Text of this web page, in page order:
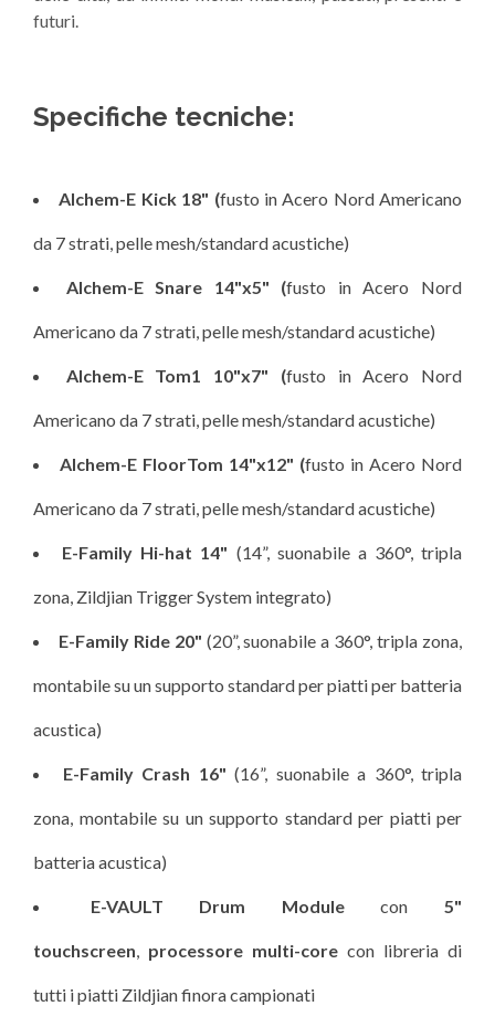
futuri.
Specifiche tecniche:
Alchem-E Kick 18" (fusto in Acero Nord Americano
da 7 strati, pelle mesh/standard acustiche)
Alchem-E Snare 14"x5" (fusto in Acero Nord
Americano da 7 strati, pelle mesh/standard acustiche)
Alchem-E Tom1 10"x7" (fusto in Acero Nord
Americano da 7 strati, pelle mesh/standard acustiche)
Alchem-E FloorTom 14"x12" (fusto in Acero Nord
Americano da 7 strati, pelle mesh/standard acustiche)
E-Family Hi-hat 14" (14”, suonabile a 360°, tripla
zona, Zildjian Trigger System integrato)
E-Family Ride 20" (20”, suonabile a 360°, tripla zona,
montabile su un supporto standard per piatti per batteria
acustica)
E-Family Crash 16" (16”, suonabile a 360°, tripla
zona, montabile su un supporto standard per piatti per
batteria acustica)
E-VAULT Drum Modulecon5"
touchscreen, processore multi-core con libreria di
tutti i piatti Zildjian finora campionati